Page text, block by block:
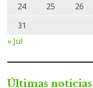
24
25 26
31
« Jul
Últimas noticias